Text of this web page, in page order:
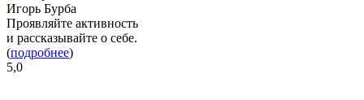
Игорь Бурба
Проявляйте активность
и рассказывайте о себе.
(подробнее)
5,0